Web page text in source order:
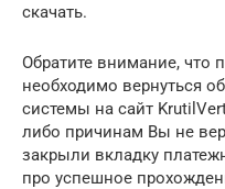
скачать.
Обратите внимание, что
необходимо вернуться
системы на сайт
либо причинам Вы не
закрыли вкладку
про успешное